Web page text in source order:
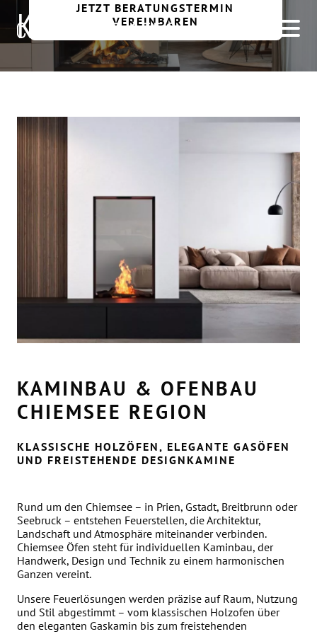
Kaminbau Chiemsee
JETZT BERATUNGSTERMIN
VEREINBAREN
KAMINBAU & OFENBAU
CHIEMSEE REGION
KLASSISCHE HOLZÖFEN, ELEGANTE GASÖFEN
UND FREISTEHENDE DESIGNKAMINE
Rund um den Chiemsee – in Prien, Gstadt, Breitbrunn oder
Seebruck – entstehen Feuerstellen, die Architektur,
Landschaft und Atmosphäre miteinander verbinden.
Chiemsee Öfen steht für individuellen Kaminbau, der
Handwerk, Design und Technik zu einem harmonischen
Ganzen vereint.
Unsere Feuerlösungen werden präzise auf Raum, Nutzung
und Stil abgestimmt – vom klassischen Holzofen über
den eleganten Gaskamin bis zum freistehenden